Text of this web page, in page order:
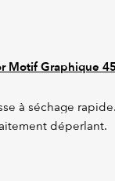
Motif Graphique
à séchage rapide.
déperlant.